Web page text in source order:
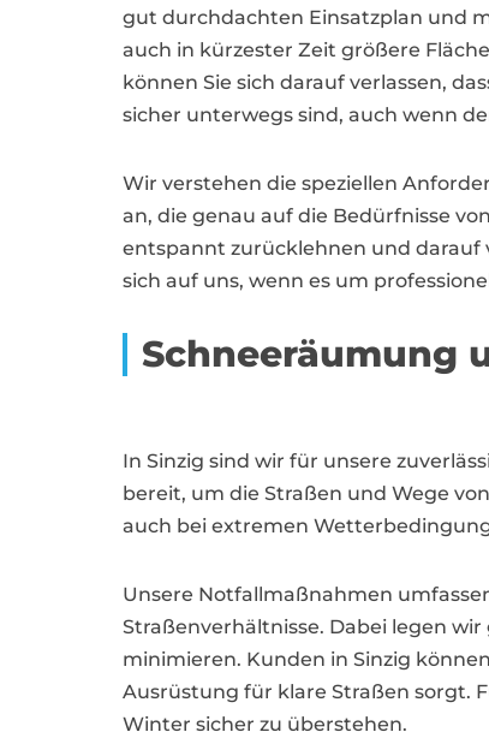
gut durchdachten Einsatzplan und
auch in kürzester Zeit größere
können Sie sich darauf verlassen,
sicher unterwegs sind, auch wenn
Wir verstehen die speziellen
an, die genau auf die Bedürfnisse
entspannt zurücklehnen und darauf
sich auf uns, wenn es um
Schneeräumung
In Sinzig sind wir für unsere
bereit, um die Straßen und Wege
auch bei extremen
Unsere Notfallmaßnahmen
Straßenverhältnisse. Dabei legen
minimieren. Kunden in Sinzig
Ausrüstung für klare Straßen sorgt.
Winter sicher zu überstehen.